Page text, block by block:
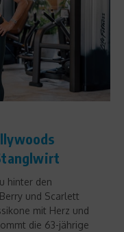
hinter den
und Scarlett
mit Herz und
die 63-jährige